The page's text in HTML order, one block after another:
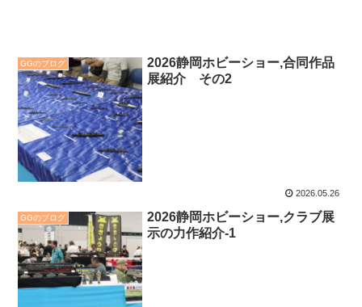
GGのブログ
2026静岡ホビーショー,合同作品
展紹介 その2
2026.05.26
GGのブログ
2026静岡ホビーショー,クラブ展
示の力作紹介-1